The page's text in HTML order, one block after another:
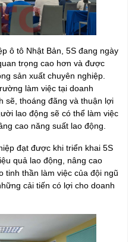
ô tô Nhật Bản, 5S đang ngày
trọng cao hơn và được
làm việc tại doanh
thoáng đãng và thuận lợi
lao động sẽ có thể làm việc
cao năng suất lao động.
đạt được khi triển khai 5S
quả lao động, nâng cao
cải tiến có lợi cho doanh